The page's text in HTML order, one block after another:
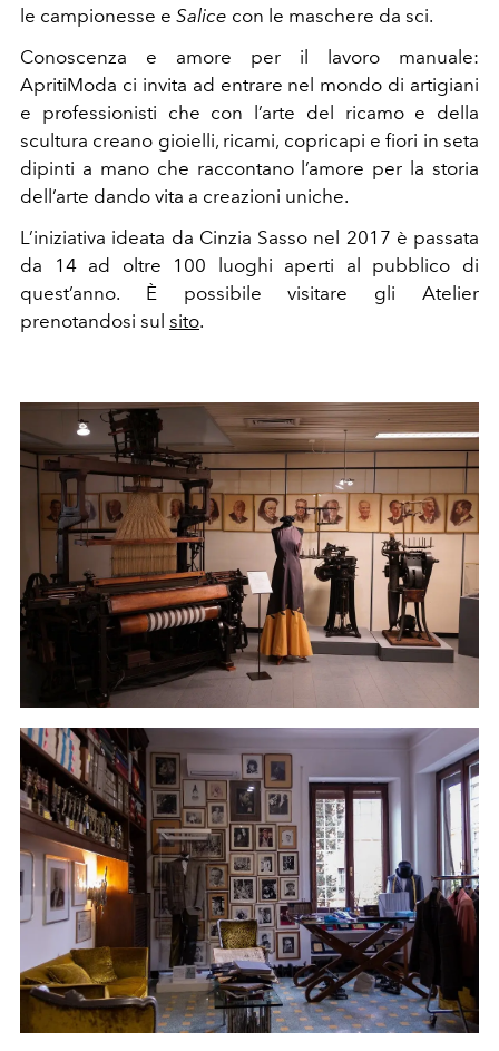
le campionesse e Salice con le maschere da sci.
Conoscenza e amore per il lavoro manuale:
ApritiModa ci invita ad entrare nel mondo di artigiani
e professionisti che con l’arte del ricamo e della
scultura creano gioielli, ricami, copricapi e fiori in seta
dipinti a mano che raccontano l’amore per la storia
dell’arte dando vita a creazioni uniche.
L’iniziativa ideata da Cinzia Sasso nel 2017 è passata
da 14 ad oltre 100 luoghi aperti al pubblico di
quest’anno. È possibile visitare gli Atelier
prenotandosi sul sito.